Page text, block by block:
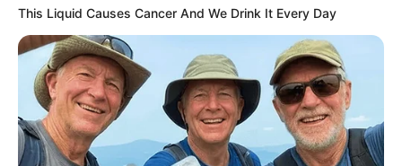
Roupa Preta de Forma
75 Desenhos de Páscoa
para Colorir: Grátis para
This Liquid Causes Cancer And We Drink It Every Day